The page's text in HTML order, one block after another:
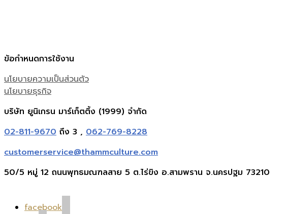
ข้อกำหนดการใช้งาน
นโยบายความเป็นส่วนตัว
นโยบายธุรกิจ
บริษัท ยูนิเกรน มาร์เก็ตติ้ง (1999) จำกัด
02-811-9670 ถึง 3 , 062-769-8228
customerservice@thammculture.com
50/5 หมู่ 12 ถนนพุทธมณฑลสาย 5 ต.ไร่ขิง อ.สามพราน จ.นครปฐม 73210
facebook